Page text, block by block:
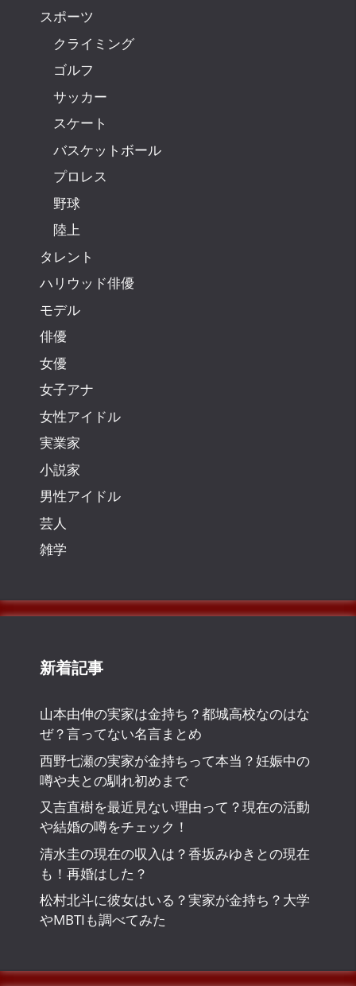
スポーツ
クライミング
ゴルフ
サッカー
スケート
バスケットボール
プロレス
野球
陸上
タレント
ハリウッド俳優
モデル
俳優
女優
女子アナ
女性アイドル
実業家
小説家
男性アイドル
芸人
雑学
新着記事
山本由伸の実家は金持ち？都城高校なのはな
ぜ？言ってない名言まとめ
西野七瀬の実家が金持ちって本当？妊娠中の
噂や夫との馴れ初めまで
又吉直樹を最近見ない理由って？現在の活動
や結婚の噂をチェック！
清水圭の現在の収入は？香坂みゆきとの現在
も！再婚はした？
松村北斗に彼女はいる？実家が金持ち？大学
やMBTIも調べてみた